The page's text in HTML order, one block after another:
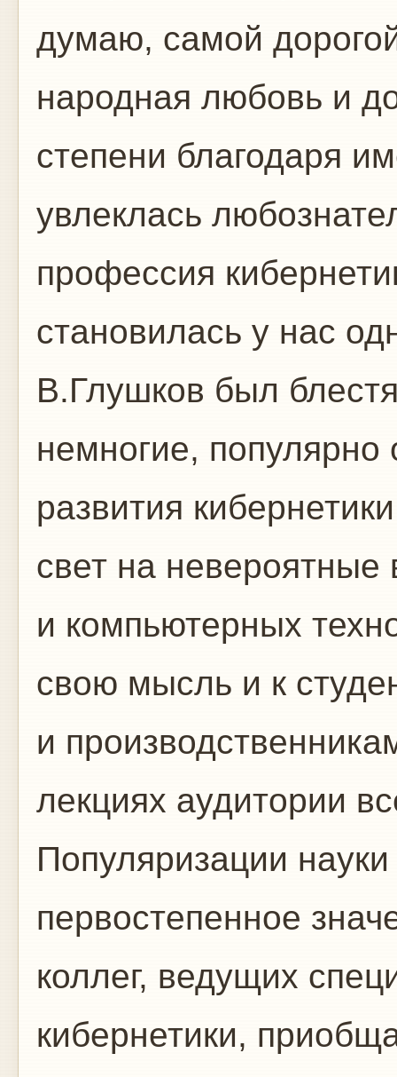
думаю, самой
народная любовь и
степени благодаря
увлеклась
профессия
становилась у нас
В.Глушков был
немногие, популярно
развития
свет на
и компьютерных
свою мысль и к
и
лекциях аудитории
Популяризации
первостепенное
коллег, ведущих
кибернетики,